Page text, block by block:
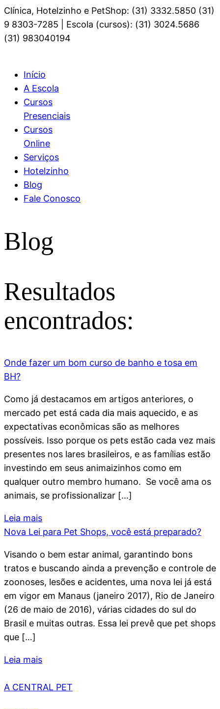
Clínica, Hotelzinho e PetShop: (31) 3332.5850 (31)
9 8303-7285 | Escola (cursos): (31) 3024.5686
(31) 983040194
Início
A Escola
Cursos
Presenciais
Cursos
Online
Serviços
Hotelzinho
Blog
Fale Conosco
Blog
Resultados
encontrados:
Onde fazer um bom curso de banho e tosa em
BH?
Como já destacamos em artigos anteriores, o
mercado pet está cada dia mais aquecido, e as
expectativas econômicas são as melhores
possíveis. Isso porque os pets estão cada vez mais
presentes nos lares brasileiros, e as famílias estão
investindo em seus animaizinhos como em
qualquer outro membro humano. Se você ama os
animais, se profissionalizar […]
Leia mais
Nova Lei para Pet Shops, você está preparado?
Visando o bem estar animal, garantindo bons
tratos e buscando ainda a prevenção e controle de
zoonoses, lesões e acidentes, uma nova lei já está
em vigor em Manaus (janeiro 2017), Rio de Janeiro
(26 de maio de 2016), várias cidades do sul do
Brasil e muitas outras. Essa lei prevê que pet shops
que […]
Leia mais
A CENTRAL PET